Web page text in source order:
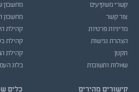
קשרי משקיעים
צור קשר
מדיניות פרטיות
הצהרת נגישות
תקנון
שאלות ותשובות
קישורים מהירים
מחשבון
מחשבון
קהילת
קהילת
קהילת
בלוג
כלים